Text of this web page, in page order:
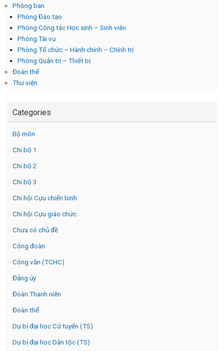
Phòng ban
Phòng Đào tạo
Phòng Công tác Học sinh – Sinh viên
Phòng Tài vụ
Phòng Tổ chức – Hành chính – Chính trị
Phòng Quản trị – Thiết bị
Đoàn thể
Thư viện
Categories
Bộ môn
Chi bộ 1
Chi bộ 2
Chi bộ 3
Chi hội Cựu chiến binh
Chi hội Cựu giáo chức
Chưa có chủ đề
Công đoàn
Công văn (TCHC)
Đảng ủy
Đoàn Thanh niên
Đoàn thể
Dự bị đại học Cử tuyển (TS)
Dự bị đại học Dân tộc (TS)